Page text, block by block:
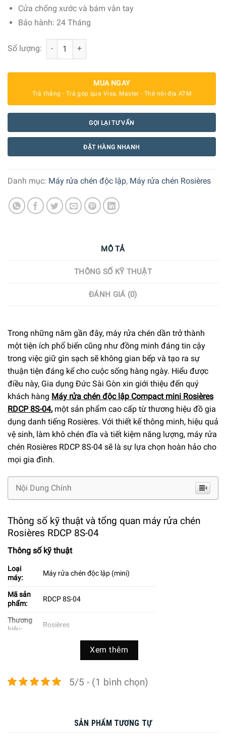
Cửa chống xước và bám vân tay
Bảo hành: 24 Tháng
Số lượng: Máy rửa chén độc lập Compact mini Rosières RDCP 8S-
MUA NGAY
Trả thẳng - Trả góp qua Visa, Master - Thẻ nội địa ATM
GỌI LẠI TƯ VẤN
ĐẶT HÀNG NHANH
Danh mục: Máy rửa chén độc lập, Máy rửa chén Rosières
MÔ TẢ
THÔNG SỐ KỸ THUẬT
ĐÁNH GIÁ (0)
Trong những năm gần đây, máy rửa chén dần trở thành
một tiện ích phổ biến cũng như đồng minh đáng tin cậy
trong việc giữ gìn sạch sẽ không gian bếp và tạo ra sự
thuận tiện đáng kể cho cuộc sống hàng ngày. Hiểu được
điều này, Gia dụng Đức Sài Gòn xin giới thiệu đến quý
khách hàng Máy rửa chén độc lập Compact mini Rosières
RDCP 8S-04, một sản phẩm cao cấp từ thương hiệu đồ gia
dụng danh tiếng Rosières. Với thiết kế thông minh, hiệu quả
vệ sinh, làm khô chén đĩa và tiết kiệm năng lượng, máy rửa
chén Rosières RDCP 8S-04 sẽ là sự lựa chọn hoàn hảo cho
mọi gia đình.
Nội Dung Chính
Thông số kỹ thuật và tổng quan máy rửa chén
Rosières RDCP 8S-04
Thông số kỹ thuật
Loại
máy:
Máy rửa chén độc lập (mini)
Mã sản
phẩm:
RDCP 8S-04
Thương
hiệu:
Rosières
suất
8 bộ
Công nghệ sấy ngưng tụ hơi
Xem thêm
5/5 - (1 bình chọn)
SẢN PHẨM TƯƠNG TỰ